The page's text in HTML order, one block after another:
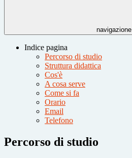
navigazione
Indice pagina
Percorso di studio
Struttura didattica
Cos'è
A cosa serve
Come si fa
Orario
Email
Telefono
Percorso di studio